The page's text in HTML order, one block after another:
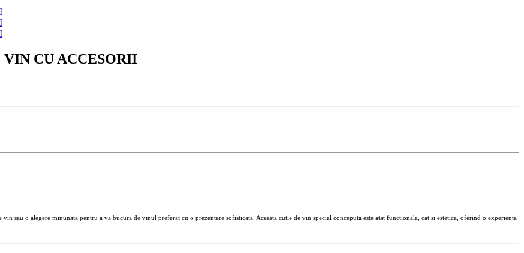
CU ACCESORII
sau o alegere minunata pentru a va bucura de vinul preferat cu o prezentare sofisticata. Aceasta cutie de vin special conceputa este atat functionala, cat si estetica, oferind o experienta